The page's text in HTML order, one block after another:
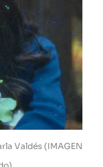
Valdés (IMAGEN